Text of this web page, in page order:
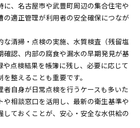
に、名古屋市や武豊町周辺の集合住宅や
の適正管理が利用者の安全確保につなが
な清掃・点検の実施、水質検査（残留塩
確認、内部の腐食や漏水の早期発見が基
や点検結果を帳簿に残し、必要に応じて
整えることも重要です。
者自身が日常点検を行うケースも多いた
や相談窓口を活用し、最新の衛生基準や
しておくことが、安心・安全な水供給の